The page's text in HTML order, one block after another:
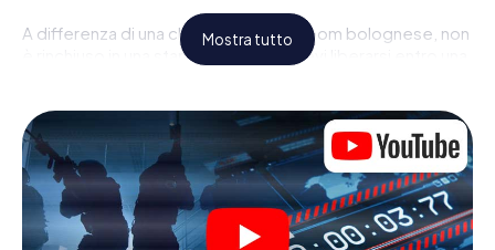
A differenza di una classica Escape Room bolognese, non
è rinchiuso in una stanza dalla quale devi liberarsi entro una
personale! Il requisito tecnico per la sua avventura da
agente a Tallinn é uno smartphone con accesso a Internet
mobile. Un clic le dà accesso alla nostra app web. Non è
necessario installare nulla per essere trascinati nell'azione
da video interattivi, minigiochi complicati e molte altre
funzionalità.
Mostra tutto